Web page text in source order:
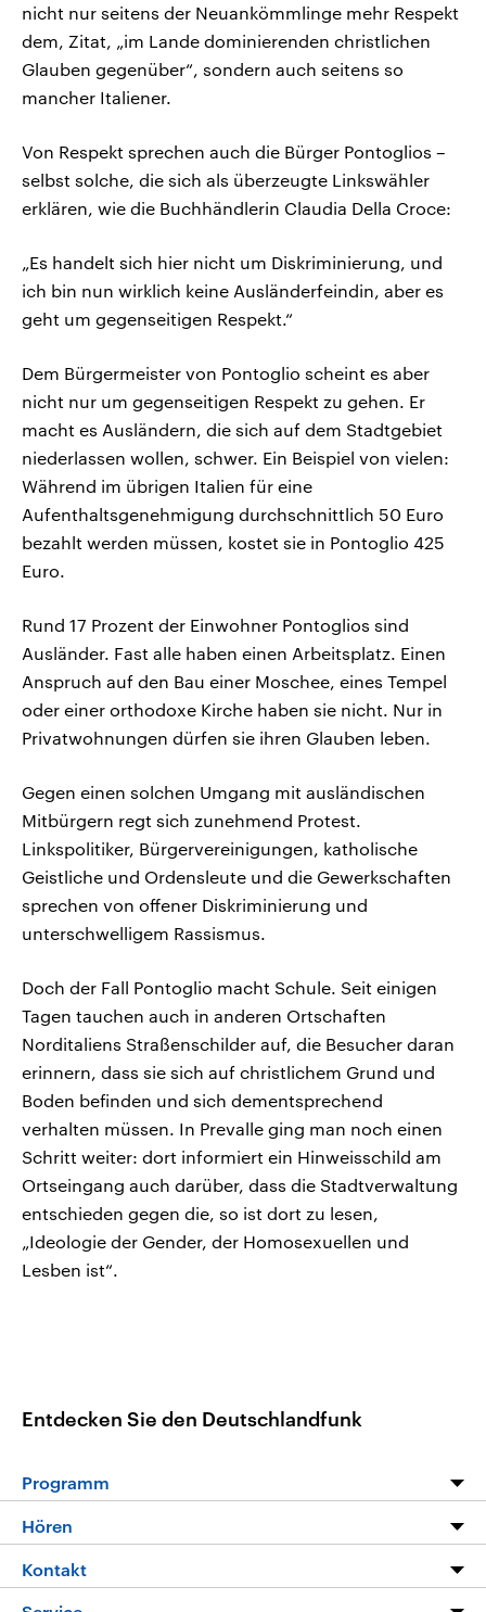
nicht nur seitens der Neuankömmlinge mehr Respekt
dem, Zitat, „im Lande dominierenden christlichen
Glauben gegenüber“, sondern auch seitens so
mancher Italiener.
Von Respekt sprechen auch die Bürger Pontoglios –
selbst solche, die sich als überzeugte Linkswähler
erklären, wie die Buchhändlerin Claudia Della Croce:
„Es handelt sich hier nicht um Diskriminierung, und
ich bin nun wirklich keine Ausländerfeindin, aber es
geht um gegenseitigen Respekt.“
Dem Bürgermeister von Pontoglio scheint es aber
nicht nur um gegenseitigen Respekt zu gehen. Er
macht es Ausländern, die sich auf dem Stadtgebiet
niederlassen wollen, schwer. Ein Beispiel von vielen:
Während im übrigen Italien für eine
Aufenthaltsgenehmigung durchschnittlich 50 Euro
bezahlt werden müssen, kostet sie in Pontoglio 425
Euro.
Rund 17 Prozent der Einwohner Pontoglios sind
Ausländer. Fast alle haben einen Arbeitsplatz. Einen
Anspruch auf den Bau einer Moschee, eines Tempel
oder einer orthodoxe Kirche haben sie nicht. Nur in
Privatwohnungen dürfen sie ihren Glauben leben.
Gegen einen solchen Umgang mit ausländischen
Mitbürgern regt sich zunehmend Protest.
Linkspolitiker, Bürgervereinigungen, katholische
Geistliche und Ordensleute und die Gewerkschaften
sprechen von offener Diskriminierung und
unterschwelligem Rassismus.
Doch der Fall Pontoglio macht Schule. Seit einigen
Tagen tauchen auch in anderen Ortschaften
Norditaliens Straßenschilder auf, die Besucher daran
erinnern, dass sie sich auf christlichem Grund und
Boden befinden und sich dementsprechend
verhalten müssen. In Prevalle ging man noch einen
Schritt weiter: dort informiert ein Hinweisschild am
Ortseingang auch darüber, dass die Stadtverwaltung
entschieden gegen die, so ist dort zu lesen,
„Ideologie der Gender, der Homosexuellen und
Lesben ist“.
Entdecken Sie den Deutschlandfunk
Programm
Die Nachrichten
Hören
Livestream
Kontakt
Hörerservice